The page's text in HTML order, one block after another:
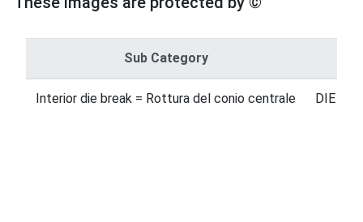
Sub Category
Interior die break = Rottura del conio centrale DIE